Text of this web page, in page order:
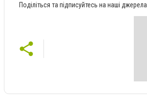
Поділіться та підписуйтесь на наші джерела